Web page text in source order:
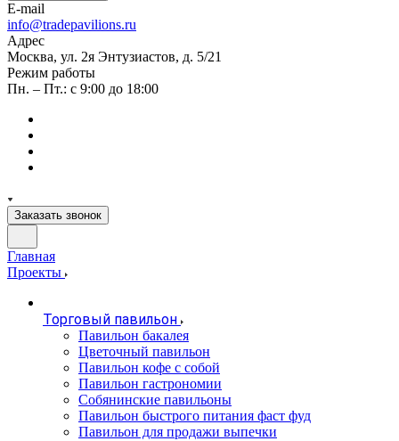
E-mail
info@tradepavilions.ru
Адрес
Москва, ул. 2я Энтузиастов, д. 5/21
Режим работы
Пн. – Пт.: с 9:00 до 18:00
Заказать звонок
Главная
Проекты
Торговый павильон
Павильон бакалея
Цветочный павильон
Павильон кофе с собой
Павильон гастрономии
Собянинские павильоны
Павильон быстрого питания фаст фуд
Павильон для продажи выпечки